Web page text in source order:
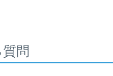
問